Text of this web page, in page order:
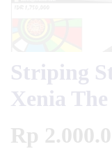
Striping
Xenia
Rp